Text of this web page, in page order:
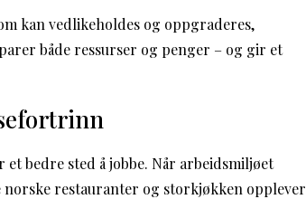
kan vedlikeholdes og oppgraderes,
både ressurser og penger – og gir et
bedre sted å jobbe. Når arbeidsmiljøet
restauranter og storkjøkken opplever